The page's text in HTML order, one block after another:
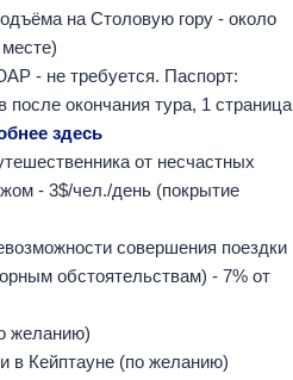
на Столовую гору - около
- не требуется. Паспорт:
после окончания тура, 1 страница
здесь
от несчастных
- 3$/чел./день (покрытие
совершения поездки
обстоятельствам) - 7% от
желанию)
в Кейптауне (по желанию)